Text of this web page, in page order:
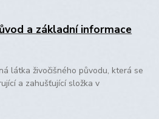
a základní informace
látka živočišného původu, která se
a zahušťující složka v